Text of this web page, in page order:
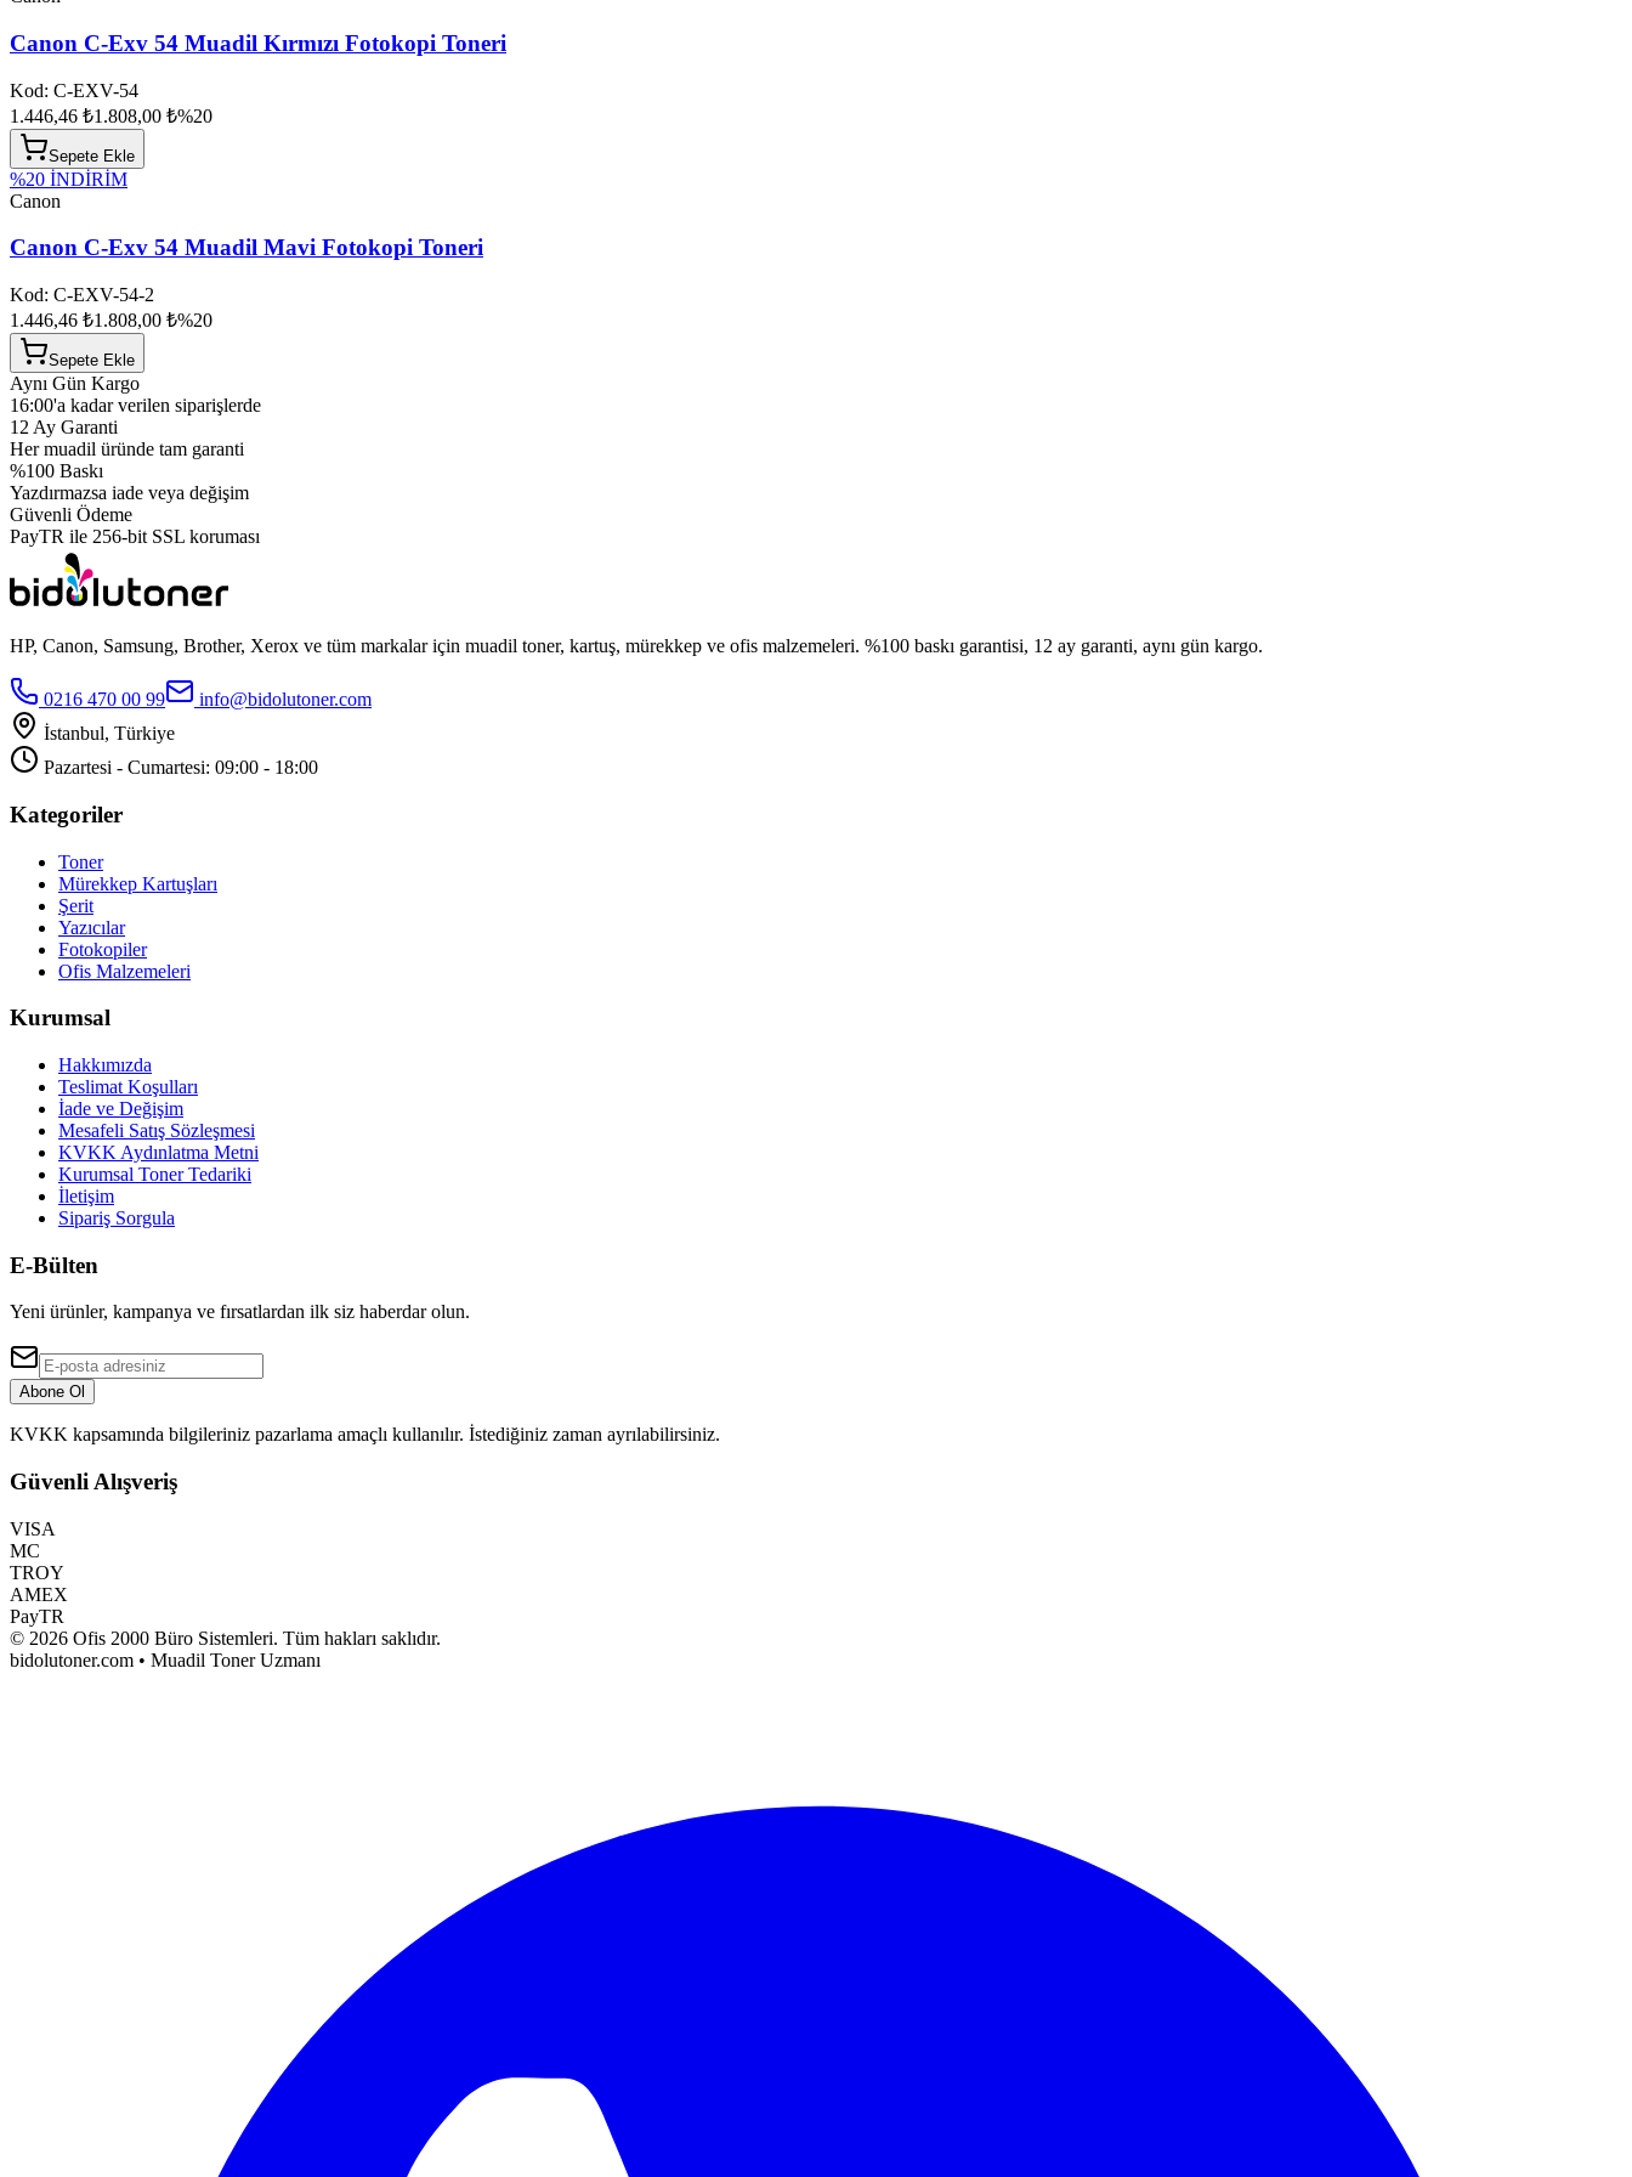
Canon C-Exv 54 Muadil Kırmızı Fotokopi Toneri
Kod: C-EXV-54
1.446,46 ₺1.808,00 ₺%20
Sepete Ekle
%20 İNDİRİM
Canon
Canon C-Exv 54 Muadil Mavi Fotokopi Toneri
Kod: C-EXV-54-2
1.446,46 ₺1.808,00 ₺%20
Sepete Ekle
Aynı Gün Kargo
16:00'a kadar verilen siparişlerde
12 Ay Garanti
Her muadil üründe tam garanti
%100 Baskı
Yazdırmazsa iade veya değişim
Güvenli Ödeme
PayTR ile 256-bit SSL koruması
HP, Canon, Samsung, Brother, Xerox ve tüm markalar için muadil toner, kartuş, mürekkep ve ofis malzemeleri. %100 baskı garantisi, 12 ay garanti, aynı gün kargo.
0216 470 00 99
info@bidolutoner.com
İstanbul, Türkiye
Pazartesi - Cumartesi: 09:00 - 18:00
Kategoriler
Toner
Mürekkep Kartuşları
Şerit
Yazıcılar
Fotokopiler
Ofis Malzemeleri
Kurumsal
Hakkımızda
Teslimat Koşulları
İade ve Değişim
Mesafeli Satış Sözleşmesi
KVKK Aydınlatma Metni
Kurumsal Toner Tedariki
İletişim
Sipariş Sorgula
E-Bülten
Yeni ürünler, kampanya ve fırsatlardan ilk siz haberdar olun.
Abone Ol
KVKK kapsamında bilgileriniz pazarlama amaçlı kullanılır. İstediğiniz zaman ayrılabilirsiniz.
Güvenli Alışveriş
VISA
MC
TROY
AMEX
PayTR
© 2026 Ofis 2000 Büro Sistemleri. Tüm hakları saklıdır.
bidolutoner.com • Muadil Toner Uzmanı